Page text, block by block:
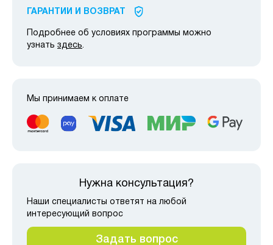
ГАРАНТИИ И ВОЗВРАТ
Подробнее об условиях программы можно
узнать здесь.
Мы принимаем к оплате
Нужна консультация?
Наши специалисты ответят на любой
интересующий вопрос
Задать вопрос